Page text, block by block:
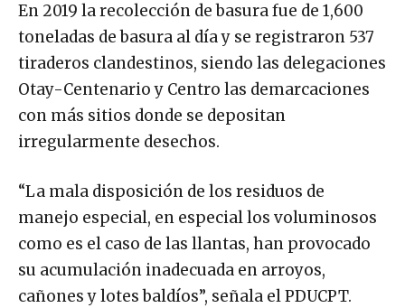
En 2019 la recolección de basura fue de 1,600
toneladas de basura al día y se registraron 537
tiraderos clandestinos, siendo las delegaciones
Otay-Centenario y Centro las demarcaciones
con más sitios donde se depositan
irregularmente desechos.
“La mala disposición de los residuos de
manejo especial, en especial los voluminosos
como es el caso de las llantas, han provocado
su acumulación inadecuada en arroyos,
cañones y lotes baldíos”, señala el PDUCPT.